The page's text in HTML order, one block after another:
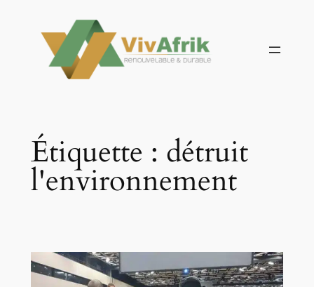
contenu
Étiquette : détruit
l'environnement